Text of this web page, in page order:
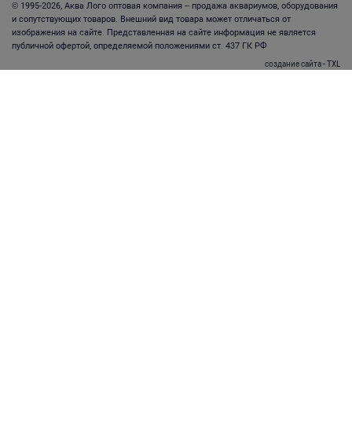
© 1995-2026, Аква Лого оптовая компания – продажа аквариумов, оборудования
и сопутствующих товаров. Внешний вид товара может отличаться от
изображения на сайте. Представленная на сайте информация не является
публичной офертой, определяемой положениями ст. 437 ГК РФ
создание сайта- TXL